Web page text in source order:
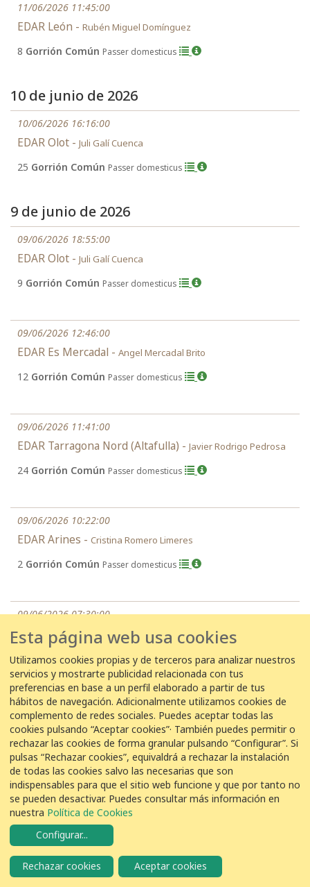
11/06/2026 11:45:00
EDAR León - Rubén Miguel Domínguez
8 Gorrión Común Passer domesticus
10 de junio de 2026
10/06/2026 16:16:00
EDAR Olot - Juli Galí Cuenca
25 Gorrión Común Passer domesticus
9 de junio de 2026
09/06/2026 18:55:00
EDAR Olot - Juli Galí Cuenca
9 Gorrión Común Passer domesticus
09/06/2026 12:46:00
EDAR Es Mercadal - Angel Mercadal Brito
12 Gorrión Común Passer domesticus
09/06/2026 11:41:00
EDAR Tarragona Nord (Altafulla) - Javier Rodrigo Pedrosa
24 Gorrión Común Passer domesticus
09/06/2026 10:22:00
EDAR Arines - Cristina Romero Limeres
2 Gorrión Común Passer domesticus
09/06/2026 07:30:00
EDAR Montcada - Amador cañete gomez
5Gorrión Común Passer domesticus
8 de junio de 2026
08/06/2026 18:08:00
EDAR Olot -Juli Galí Cuenca
16Gorrión Común Passer domesticus
08/06/2026 10:00:00
EDAR Ourense -Antonio Gómez González
14Gorrión Común Passer domesticus
Esta página web usa cookies
Utilizamos cookies propias y de terceros para analizar nuestros
servicios y mostrarte publicidad relacionada con tus
preferencias en base a un perfil elaborado a partir de tus
hábitos de navegación. Adicionalmente utilizamos cookies de
complemento de redes sociales. Puedes aceptar todas las
cookies pulsando “Aceptar cookies”· También puedes permitir o
rechazar las cookies de forma granular pulsando “Configurar”. Si
pulsas “Rechazar cookies”, equivaldrá a rechazar la instalación
de todas las cookies salvo las necesarias que son
indispensables para que el sitio web funcione y que por tanto no
se pueden desactivar. Puedes consultar más información en
nuestra Política de Cookies
Configurar...
Rechazar cookies Aceptar cookies